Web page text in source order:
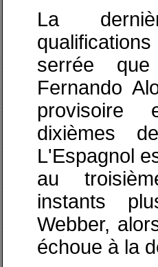
La
serrée
Fernando
provisoire
dixièmes
L'Espagnol
au
instants
Webber,
échoue à la